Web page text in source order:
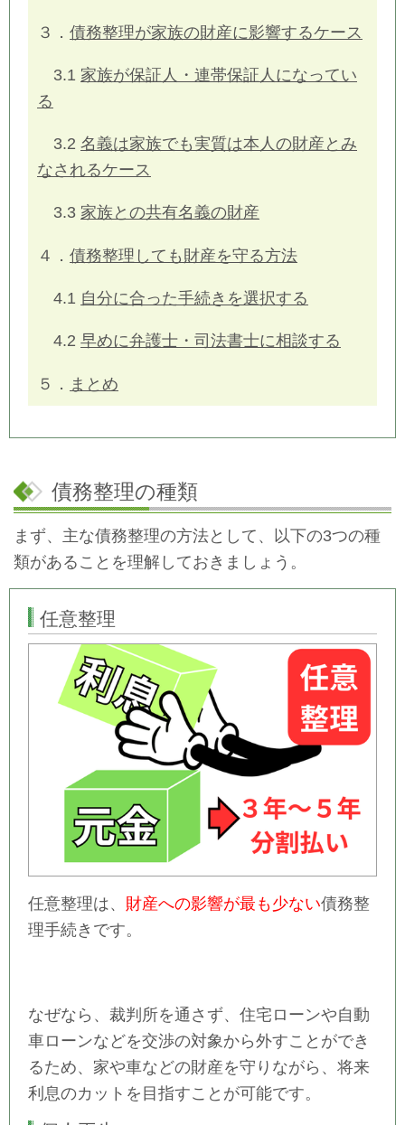
３． 債務整理が家族の財産に影響するケース
3.1 家族が保証人・連帯保証人になってい
る
3.2 名義は家族でも実質は本人の財産とみ
なされるケース
3.3 家族との共有名義の財産
４． 債務整理しても財産を守る方法
4.1 自分に合った手続きを選択する
4.2 早めに弁護士・司法書士に相談する
５． まとめ
債務整理の種類
まず、主な債務整理の方法として、以下の3つの種
類があることを理解しておきましょう。
任意整理
任意整理は、 財産への影響が最も少ない債務整
理手続きです。
なぜなら、裁判所を通さず、住宅ローンや自動
車ローンなどを交渉の対象から外すことができ
るため、家や車などの財産を守りながら、将来
利息のカットを目指すことが可能です。